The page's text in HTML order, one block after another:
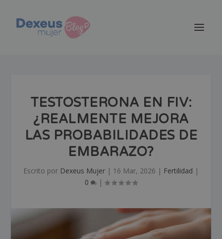
TESTOSTERONA EN FIV:
¿REALMENTE MEJORA
LAS PROBABILIDADES DE
EMBARAZO?
Escrito por Dexeus Mujer | 16 Mar, 2026 | Fertilidad |
0
|